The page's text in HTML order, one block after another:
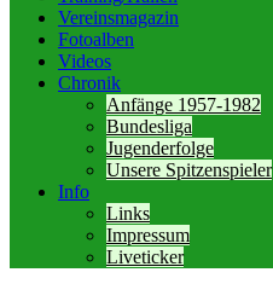
Vereinsmagazin
Fotoalben
Videos
Chronik
Anfänge 1957-1982
Bundesliga
Jugenderfolge
Unsere Spitzenspieler
Info
Links
Impressum
Liveticker